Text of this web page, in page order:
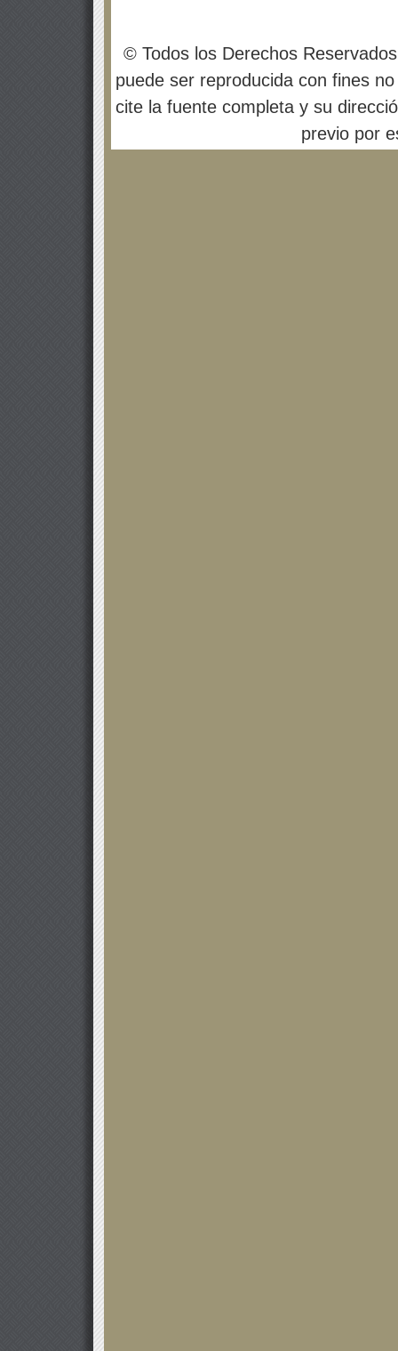
© Todos los Derechos
puede ser reproducida con fines
cite la fuente completa y su
previo por